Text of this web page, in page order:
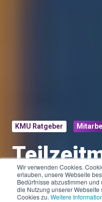
Wir verwenden Cookies.
erlauben, unsere Webseite
Bedürfnisse abzustimmen
die Nutzung unserer Webseite
Cookies zu. Weitere
KMU Ratgeber
im